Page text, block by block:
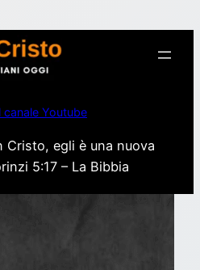
canale Youtube
Cristo, egli è una nuova
5:17 – La Bibbia